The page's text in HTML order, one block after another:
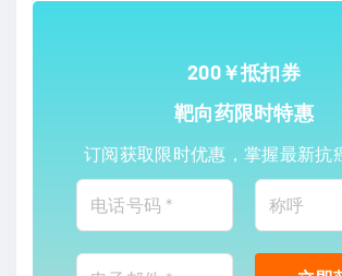
200￥抵扣券
靶向药限时特惠
订阅获取限时优惠，掌握最新抗